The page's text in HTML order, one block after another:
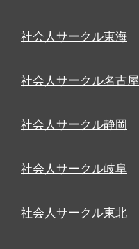
社会人サークル東海
社会人サークル名古屋
社会人サークル静岡
社会人サークル岐阜
社会人サークル東北